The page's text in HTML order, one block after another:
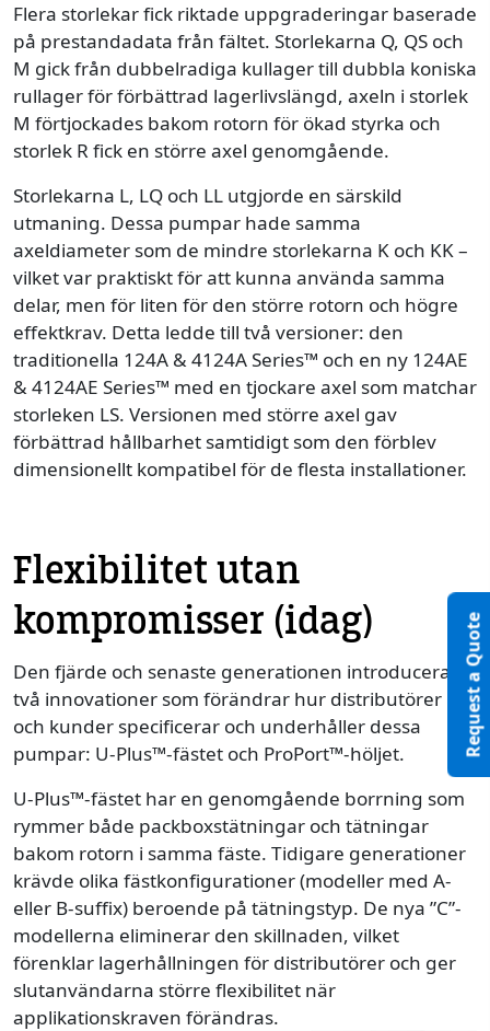
Request a Quote
Flera storlekar fick riktade uppgraderingar baserade
på prestandadata från fältet. Storlekarna Q, QS och
M gick från dubbelradiga kullager till dubbla koniska
rullager för förbättrad lagerlivslängd, axeln i storlek
M förtjockades bakom rotorn för ökad styrka och
storlek R fick en större axel genomgående.
Storlekarna L, LQ och LL utgjorde en särskild
utmaning. Dessa pumpar hade samma
axeldiameter som de mindre storlekarna K och KK –
vilket var praktiskt för att kunna använda samma
delar, men för liten för den större rotorn och högre
effektkrav. Detta ledde till två versioner: den
traditionella 124A & 4124A Series™ och en ny 124AE
& 4124AE Series™ med en tjockare axel som matchar
storleken LS. Versionen med större axel gav
förbättrad hållbarhet samtidigt som den förblev
dimensionellt kompatibel för de flesta installationer.
Flexibilitet utan
kompromisser (idag)
Den fjärde och senaste generationen introducerar
två innovationer som förändrar hur distributörer
och kunder specificerar och underhåller dessa
pumpar: U-Plus™-fästet och ProPort™-höljet.
U-Plus™-fästet har en genomgående borrning som
rymmer både packboxstätningar och tätningar
bakom rotorn i samma fäste. Tidigare generationer
krävde olika fästkonfigurationer (modeller med A-
eller B-suffix) beroende på tätningstyp. De nya ”C”-
modellerna eliminerar den skillnaden, vilket
förenklar lagerhållningen för distributörer och ger
slutanvändarna större flexibilitet när
applikationskraven förändras.